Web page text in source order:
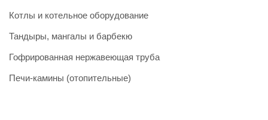
Котлы и котельное оборудование
Тандыры, мангалы и барбекю
Гофрированная нержавеющая труба
Печи-камины (отопительные)